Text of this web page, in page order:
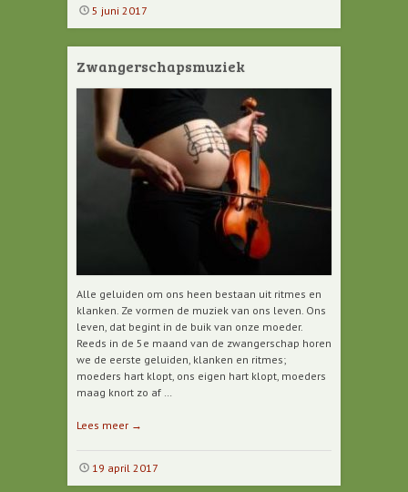
5 juni 2017
Zwangerschapsmuziek
Alle geluiden om ons heen bestaan uit ritmes en
klanken. Ze vormen de muziek van ons leven. Ons
leven, dat begint in de buik van onze moeder.
Reeds in de 5e maand van de zwangerschap horen
we de eerste geluiden, klanken en ritmes;
moeders hart klopt, ons eigen hart klopt, moeders
maag knort zo af …
Lees meer →
19 april 2017